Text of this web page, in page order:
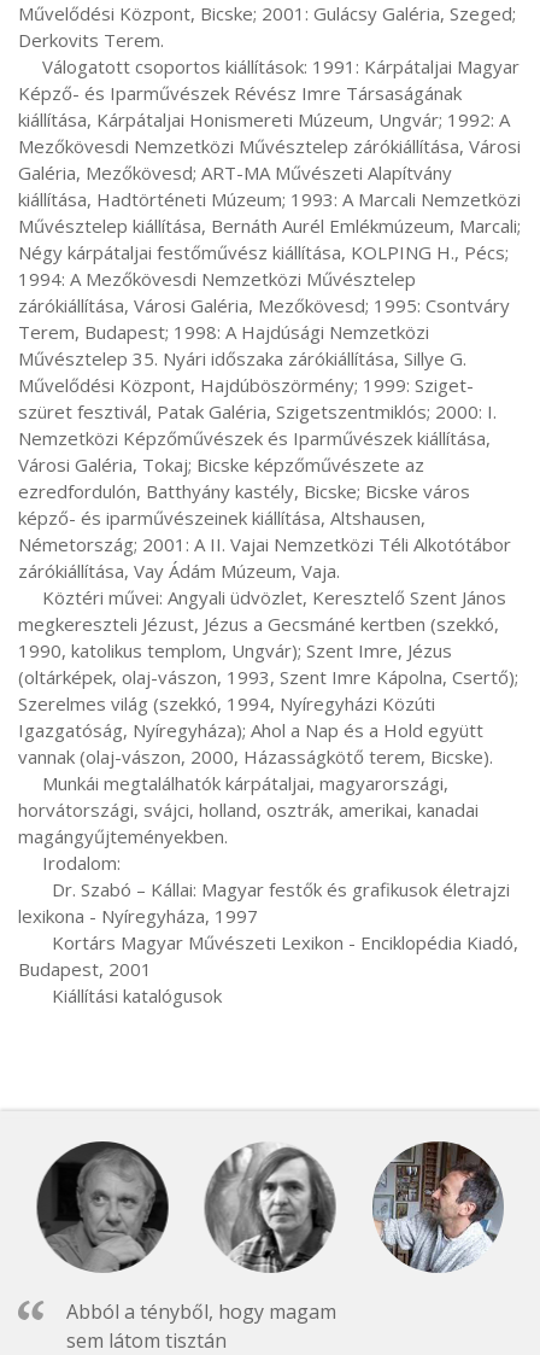
Művelődési Központ, Bicske; 2001: Gulácsy Galéria, Szeged;
Derkovits Terem.
Képző- és Iparművészek Révész Imre Társaságának
kiállítása, Kárpátaljai Honismereti Múzeum, Ungvár; 1992: A
Mezőkövesdi Nemzetközi Művésztelep zárókiállítása, Városi
Galéria, Mezőkövesd; ART-MA Művészeti Alapítvány
kiállítása, Hadtörténeti Múzeum; 1993: A Marcali Nemzetközi
Művésztelep kiállítása, Bernáth Aurél Emlékmúzeum, Marcali;
Négy kárpátaljai festőművész kiállítása, KOLPING H., Pécs;
1994: A Mezőkövesdi Nemzetközi Művésztelep
zárókiállítása, Városi Galéria, Mezőkövesd; 1995: Csontváry
Terem, Budapest; 1998: A Hajdúsági Nemzetközi
Művésztelep 35. Nyári időszaka zárókiállítása, Sillye G.
Művelődési Központ, Hajdúböszörmény; 1999: Sziget-
szüret fesztivál, Patak Galéria, Szigetszentmiklós; 2000: I.
Nemzetközi Képzőművészek és Iparművészek kiállítása,
Városi Galéria, Tokaj; Bicske képzőművészete az
ezredfordulón, Batthyány kastély, Bicske; Bicske város
képző- és iparművészeinek kiállítása, Altshausen,
Németország; 2001: A II. Vajai Nemzetközi Téli Alkotótábor
zárókiállítása, Vay Ádám Múzeum, Vaja.
megkereszteli Jézust, Jézus a Gecsmáné kertben (szekkó,
1990, katolikus templom, Ungvár); Szent Imre, Jézus
(oltárképek, olaj-vászon, 1993, Szent Imre Kápolna, Csertő);
Szerelmes világ (szekkó, 1994, Nyíregyházi Közúti
Igazgatóság, Nyíregyháza); Ahol a Nap és a Hold együtt
vannak (olaj-vászon, 2000, Házasságkötő terem, Bicske).
horvátországi, svájci, holland, osztrák, amerikai, kanadai
magángyűjteményekben.
lexikona - Nyíregyháza, 1997
Budapest, 2001
       Kiállítási katalógusok
Abból a tényből, hogy magam
sem látom tisztán